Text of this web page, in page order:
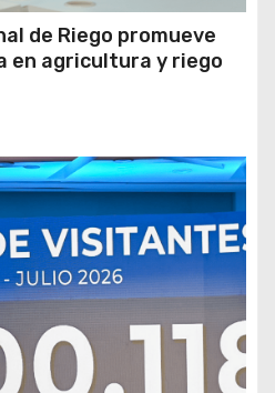
de Riego promueve
en agricultura y riego